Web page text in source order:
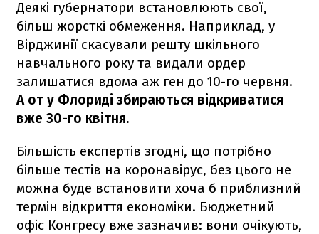
Деякі губернатори встановлюють свої,
більш жорсткі обмеження. Наприклад, у
Вірджинії скасували решту шкільного
навчального року та видали ордер
залишатися вдома аж ген до 10-го червня.
А от у Флориді збираються відкриватися
вже 30-го квітня.
Більшість експертів згодні, що потрібно
більше тестів на коронавірус, без цього не
можна буде встановити хоча б приблизний
термін відкриття економіки. Бюджетний
офіс Конгресу вже зазначив: вони очікують,